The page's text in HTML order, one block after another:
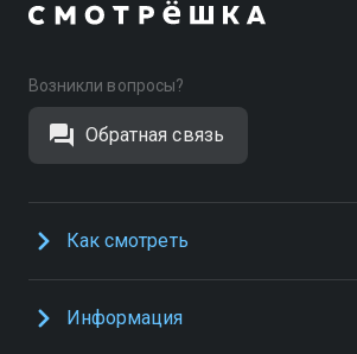
Возникли вопросы?
Обратная связь
Как смотреть
Информация